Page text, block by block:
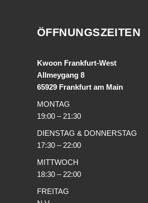
ÖFFNUNGSZEITEN
Kwoon Frankfurt-West
Allmeygang 8
65929 Frankfurt am Main
MONTAG
19:00 – 21:30
DIENSTAG & DONNERSTAG
17:30 – 22:00
MITTWOCH
18:30 – 22:00
FREITAG